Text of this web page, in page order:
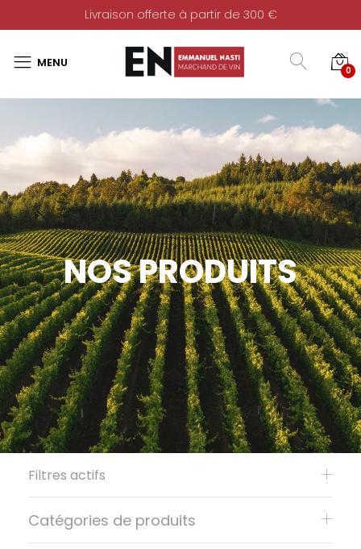
Livraison offerte à partir de 300 €
0
NOS PRODUITS
Filtres actifs
Catégories de produits